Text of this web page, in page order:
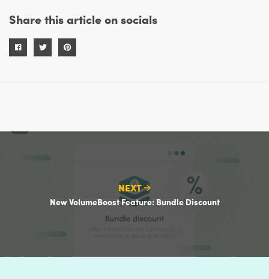
Share this article on socials
NEXT
New VolumeBoost Feature: Bundle Discount